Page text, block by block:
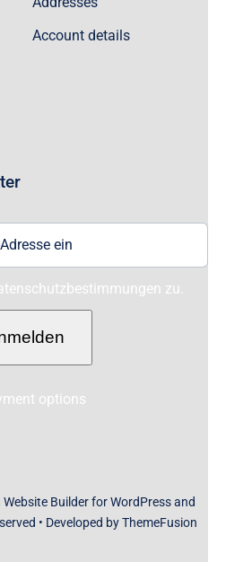
Account details
zu.
Website BuilderforWordPressand
• Developed byThemeFusion